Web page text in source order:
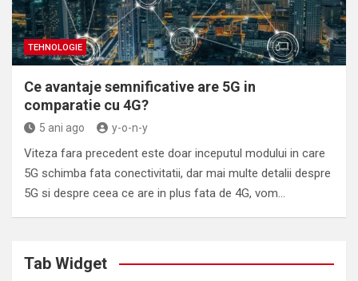
TEHNOLOGIE
Ce avantaje semnificative are 5G in
comparatie cu 4G?
5 ani ago y-o-n-y
Viteza fara precedent este doar inceputul modului in care
5G schimba fata conectivitatii, dar mai multe detalii despre
5G si despre ceea ce are in plus fata de 4G, vom…
Tab Widget